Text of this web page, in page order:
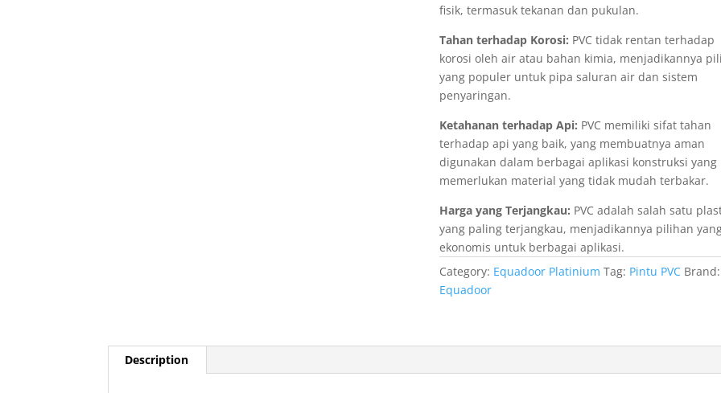
fisik, termasuk tekanan dan pukulan.
Tahan terhadap Korosi: PVC tidak rentan terhadap
korosi oleh air atau bahan kimia, menjadikannya
yang populer untuk pipa saluran air dan sistem
penyaringan.
Ketahanan terhadap Api: PVC memiliki sifat tahan
terhadap api yang baik, yang membuatnya aman
digunakan dalam berbagai aplikasi konstruksi yang
memerlukan material yang tidak mudah terbakar.
Harga yang Terjangkau: PVC adalah salah satu
yang paling terjangkau, menjadikannya pilihan
ekonomis untuk berbagai aplikasi.
Category: Equadoor Platinium Tag: Pintu PVC Brand:
Equadoor
Description